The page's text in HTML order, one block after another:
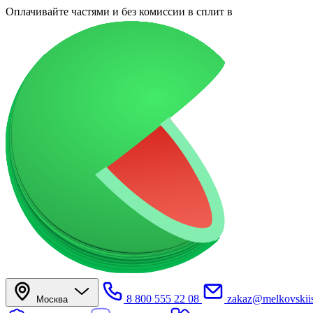
Оплачивайте частями и без комиссии в сплит в
Москва 8 800 555 22 08